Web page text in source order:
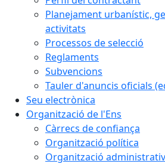
Planejament urbanístic,
activitats
Processos de selecció
Reglaments
Subvencions
Tauler d'anuncis oficials
Seu electrònica
Organització de l'Ens
Càrrecs de confiança
Organització política
Organització